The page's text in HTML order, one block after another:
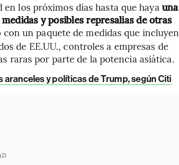
los próximos días hasta que haya una
y posibles represalias de otras
con un paquete de medidas que incluyen
de EE.UU., controles a empresas de
raras por parte de la potencia asiática.
y políticas de Trump, según Citi